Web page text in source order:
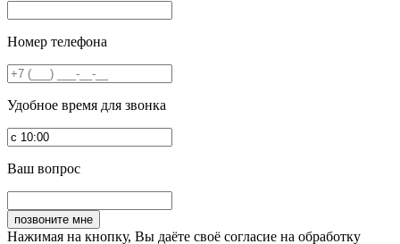
Номер телефона
Удобное время для звонка
Ваш вопрос
Нажимая на кнопку, Вы даёте своё согласие на обработку